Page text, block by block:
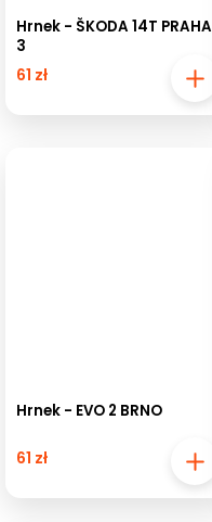
Hrnek - ŠKODA 14T PRAHA
3
61 zł
Hrnek - EVO 2 BRNO
61 zł